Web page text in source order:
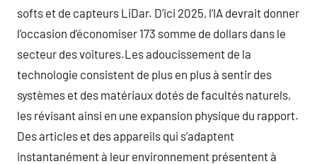
softs et de capteurs LiDar. D’ici 2025, l’IA devrait donner
l’occasion d’économiser 173 somme de dollars dans le
secteur des voitures.Les adoucissement de la
technologie consistent de plus en plus à sentir des
systèmes et des matériaux dotés de facultés naturels,
les révisant ainsi en une expansion physique du rapport.
Des articles et des appareils qui s’adaptent
instantanément à leur environnement présentent à